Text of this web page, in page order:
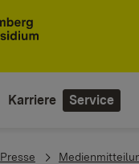
Karriere Service
Presse